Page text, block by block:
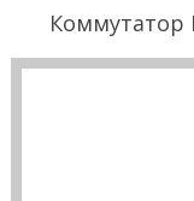
Коммутатор